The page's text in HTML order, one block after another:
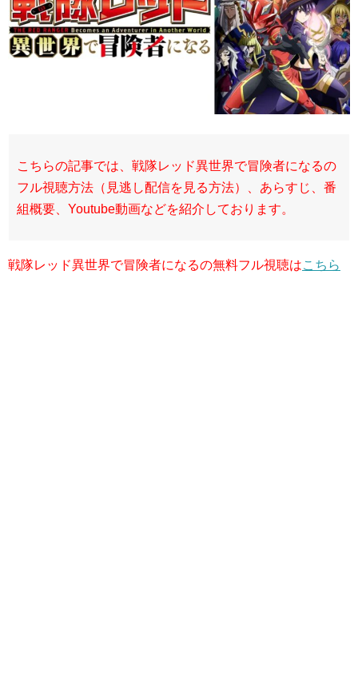
こちらの記事では、戦隊レッド異世界で冒険者になるの
フル視聴方法（見逃し配信を見る方法）、あらすじ、番
組概要、Youtube動画などを紹介しております。
戦隊レッド異世界で冒険者になるの無料フル視聴はこちら